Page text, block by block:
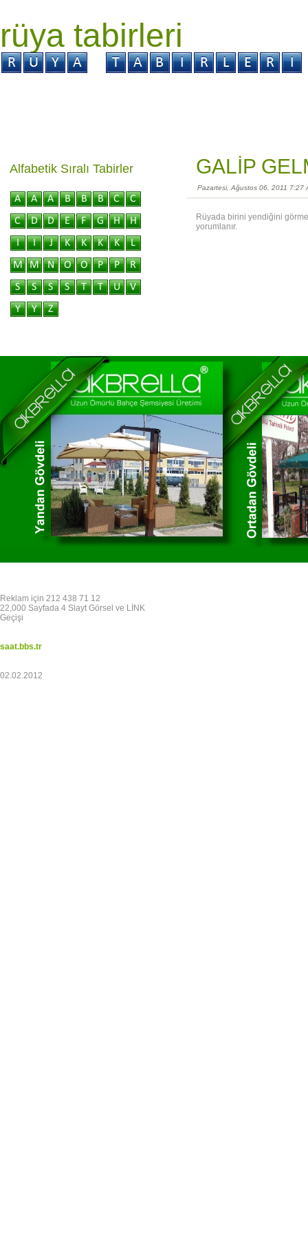
rüya tabirleri
GALİP
Pazartesi, Ağustos 06, 2011 7:27
Rüyada birini yendiğini
yorumlanır.
Alfabetik Sıralı Tabirler
Reklam için 212 438 71 12
22,000 Sayfada 4 Slayt Görsel ve LİNK
Geçişi
saat.bbs.tr
02.02.2012